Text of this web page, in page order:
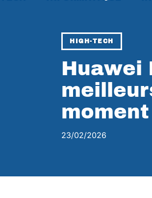
HIGH-TECH
Huawei
moment
23/02/2026